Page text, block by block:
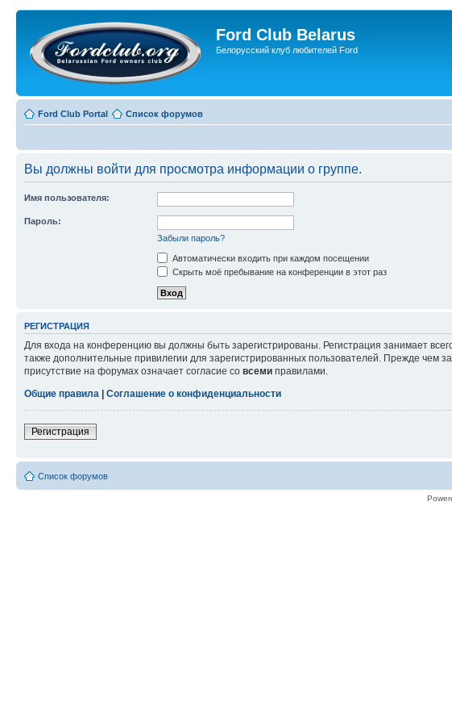
Ford Club Belarus
Белорусский клуб любителей Ford
Ford Club Portal Список форумов
Вы должны войти для просмотра информации о группе.
Имя пользователя:
Пароль:
Забыли пароль?
Автоматически входить при каждом посещении
Скрыть моё пребывание на конференции в этот раз
РЕГИСТРАЦИЯ
Для входа на конференцию вы должны быть зарегистрированы. Регистрация занимает
также дополнительные привилегии для зарегистрированных пользователей. Прежде чем
присутствие на форумах означает согласие со всеми правилами.
Общие правила | Соглашение о конфиденциальности
Регистрация
Список форумов